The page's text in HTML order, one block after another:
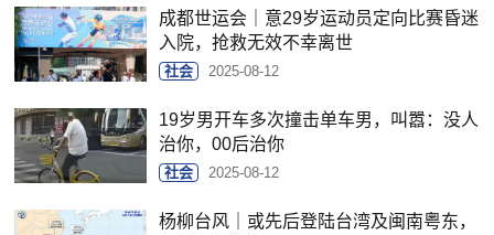
成都世运会｜意29岁运动员定向比赛昏迷
入院，抢救无效不幸离世
社会 2025-08-12
19岁男开车多次撞击单车男，叫嚣：没人
治你，00后治你
社会 2025-08-12
杨柳台风｜或先后登陆台湾及闽南粤东，